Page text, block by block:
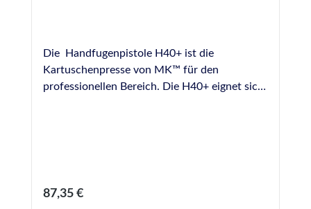
Die Handfugenpistole H40+ ist die
Kartuschenpresse von MK™ für den
professionellen Bereich. Die H40+ eignet sich
Materialfluss, die AntiDrip-Technologie
verhindert das Nachfliessen von Material. Die
Regulärer Preis:
87,35 €